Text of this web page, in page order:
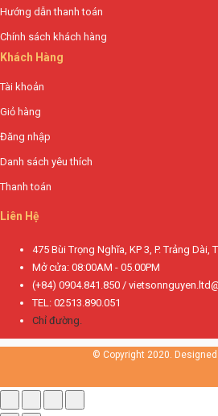
Hướng dẫn thanh toán
Chính sách khách hàng
Khách Hàng
Tài khoản
Giỏ hàng
Đăng nhập
Danh sách yêu thích
Thanh toán
Liên Hệ
475 Bùi Trọng Nghĩa, KP 3, P. Trảng Dài,
Mở cửa: 08:00AM - 05.00PM
(+84) 0904.841.850 /
TEL: 02513.890.051
Chỉ đường.
© Copyright 2020. Designed